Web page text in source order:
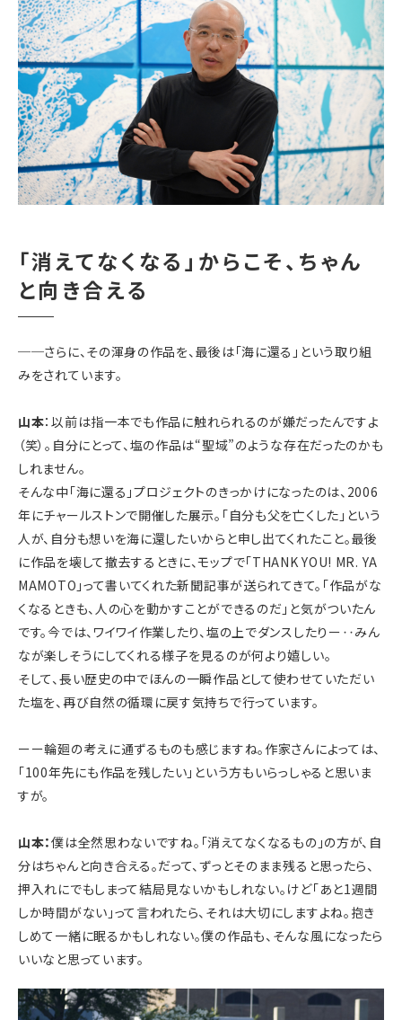
「消えてなくなる」からこそ、ちゃん
と向き合える
──さらに、その渾身の作品を、最後は「海に還る」という取り組
みをされています。
山本：以前は指一本でも作品に触れられるのが嫌だったんですよ
（笑）。自分にとって、塩の作品は“聖域”のような存在だったのかも
しれません。
そんな中「海に還る」プロジェクトのきっかけになったのは、2006
年にチャールストンで開催した展示。「自分も父を亡くした」という
人が、自分も想いを海に還したいからと申し出てくれたこと。最後
に作品を壊して撤去するときに、モップで「THANK YOU! MR. YA
MAMOTO」って書いてくれた新聞記事が送られてきて。「作品がな
くなるときも、人の心を動かすことができるのだ」と気がついたん
です。今では、ワイワイ作業したり、塩の上でダンスしたりー‥みん
なが楽しそうにしてくれる様子を見るのが何より嬉しい。
そして、長い歴史の中でほんの一瞬作品として使わせていただい
た塩を、再び自然の循環に戻す気持ちで行っています。
ーー輪廻の考えに通ずるものも感じますね。作家さんによっては、
「100年先にも作品を残したい」という方もいらっしゃると思いま
すが。
山本：僕は全然思わないですね。「消えてなくなるもの」の方が、自
分はちゃんと向き合える。だって、ずっとそのまま残ると思ったら、
押入れにでもしまって結局見ないかもしれない。けど「あと1週間
しか時間がない」って言われたら、それは大切にしますよね。抱き
しめて一緒に眠るかもしれない。僕の作品も、そんな風になったら
いいなと思っています。